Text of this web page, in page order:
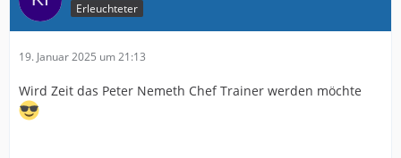
Erleuchteter
19. Januar 2025 um 21:13
Wird Zeit das Peter Nemeth Chef Trainer werden möchte